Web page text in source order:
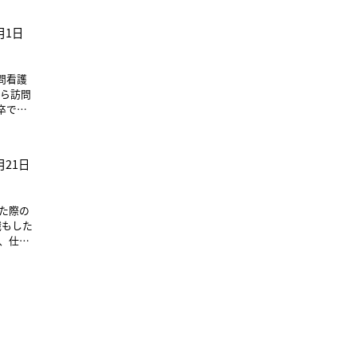
す。
つの
的
返り
くみ
日々
か
達
に対
己
研
を伝
会は
の目
なん
。そ
と
なか
たち
と
観
連携
力体
松
確
を考
て
た
ぼ
現
て受
は、
ない
に
誰
す
、可
呼吸
って
をリ
こ
感し
と、
士
者
ラ
に関
の軸
レッ
ー
ても
動
護師
代
て
ック
後輩
す」
管理
挙が
が必
そ
1日
看護
訪問
、
問看
C
利用
。そ
師に
さ
告
21日
際の
と
し